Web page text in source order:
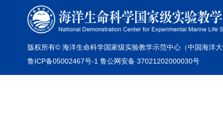
版权所有© 海洋生命科学国家级实验教学示范中心（中国海洋
鲁ICP备05002467号-1 鲁公网安备 37021202000030号